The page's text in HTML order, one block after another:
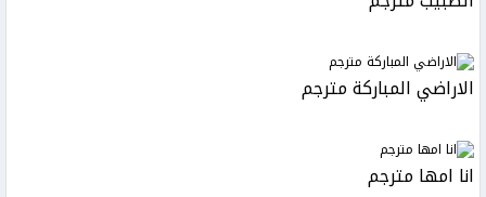
الاراضي المباركة مترجم
انا امها مترجم